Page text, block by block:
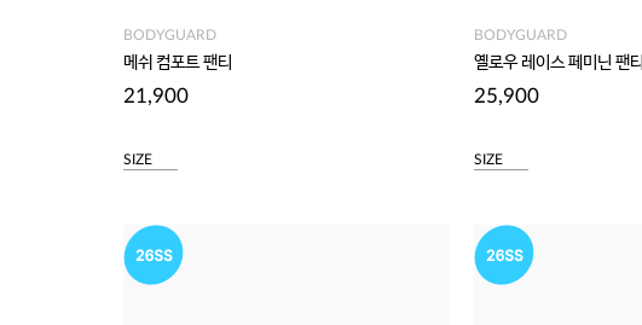
BODYGUARD
메쉬 컴포트 팬티
21,900
SIZE
BODYGUARD
옐로우 레이스 페미닌 팬티
25,900
SIZE